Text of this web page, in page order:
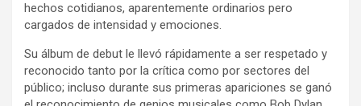
hechos cotidianos, aparentemente ordinarios pero
cargados de intensidad y emociones.
Su álbum de debut le llevó rápidamente a ser respetado y
reconocido tanto por la crítica como por sectores del
público; incluso durante sus primeras apariciones se ganó